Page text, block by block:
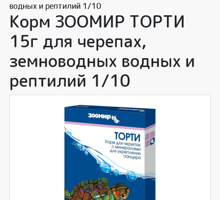
водных и рептилий 1/10
Корм ЗООМИР ТОРТИ
15г для черепах,
земноводных водных и
рептилий 1/10